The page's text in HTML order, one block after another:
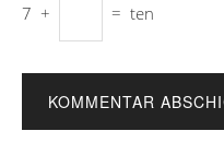
7 + = ten